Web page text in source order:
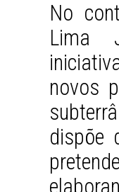
No
Lima
novos
dispõe